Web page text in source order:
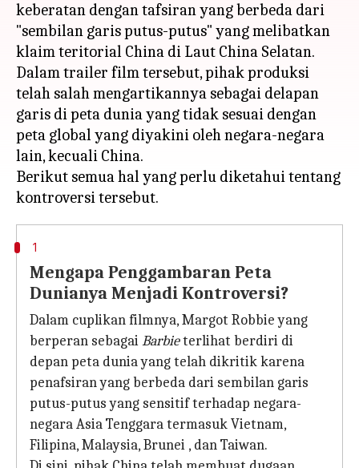
keberatan dengan tafsiran yang berbeda dari
"sembilan garis putus-putus" yang melibatkan
klaim teritorial China di Laut China Selatan.
Dalam trailer film tersebut, pihak produksi
telah salah mengartikannya sebagai delapan
garis di peta dunia yang tidak sesuai dengan
peta global yang diyakini oleh negara-negara
lain, kecuali China.
Berikut semua hal yang perlu diketahui tentang
1
Mengapa Penggambaran Peta
Dunianya Menjadi Kontroversi?
Dalam cuplikan filmnya, Margot Robbie yang
berperan sebagaiBarbieterlihat berdiri di
depan peta dunia yang telah dikritik karena
penafsiran yang berbeda dari sembilan garis
putus-putus yang sensitif terhadap negara-
negara Asia Tenggara termasuk Vietnam,
Filipina, Malaysia, Brunei , dan Taiwan.